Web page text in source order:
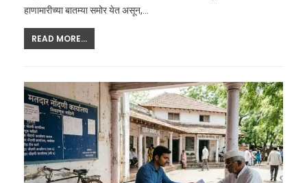
हाणामारीच्या बातम्या समोर येत असून,…
READ MORE...